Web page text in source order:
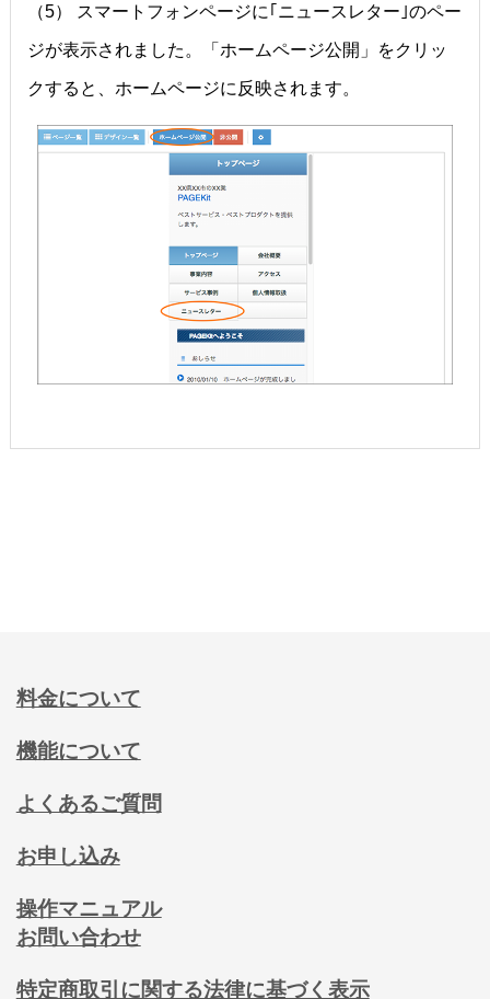
（5） スマートフォンページに｢ニュースレター｣のペー
ジが表示されました。「ホームページ公開」をクリッ
クすると、ホームページに反映されます。
料金について
機能について
よくあるご質問
お申し込み
操作マニュアル
お問い合わせ
特定商取引に関する法律に基づく表示